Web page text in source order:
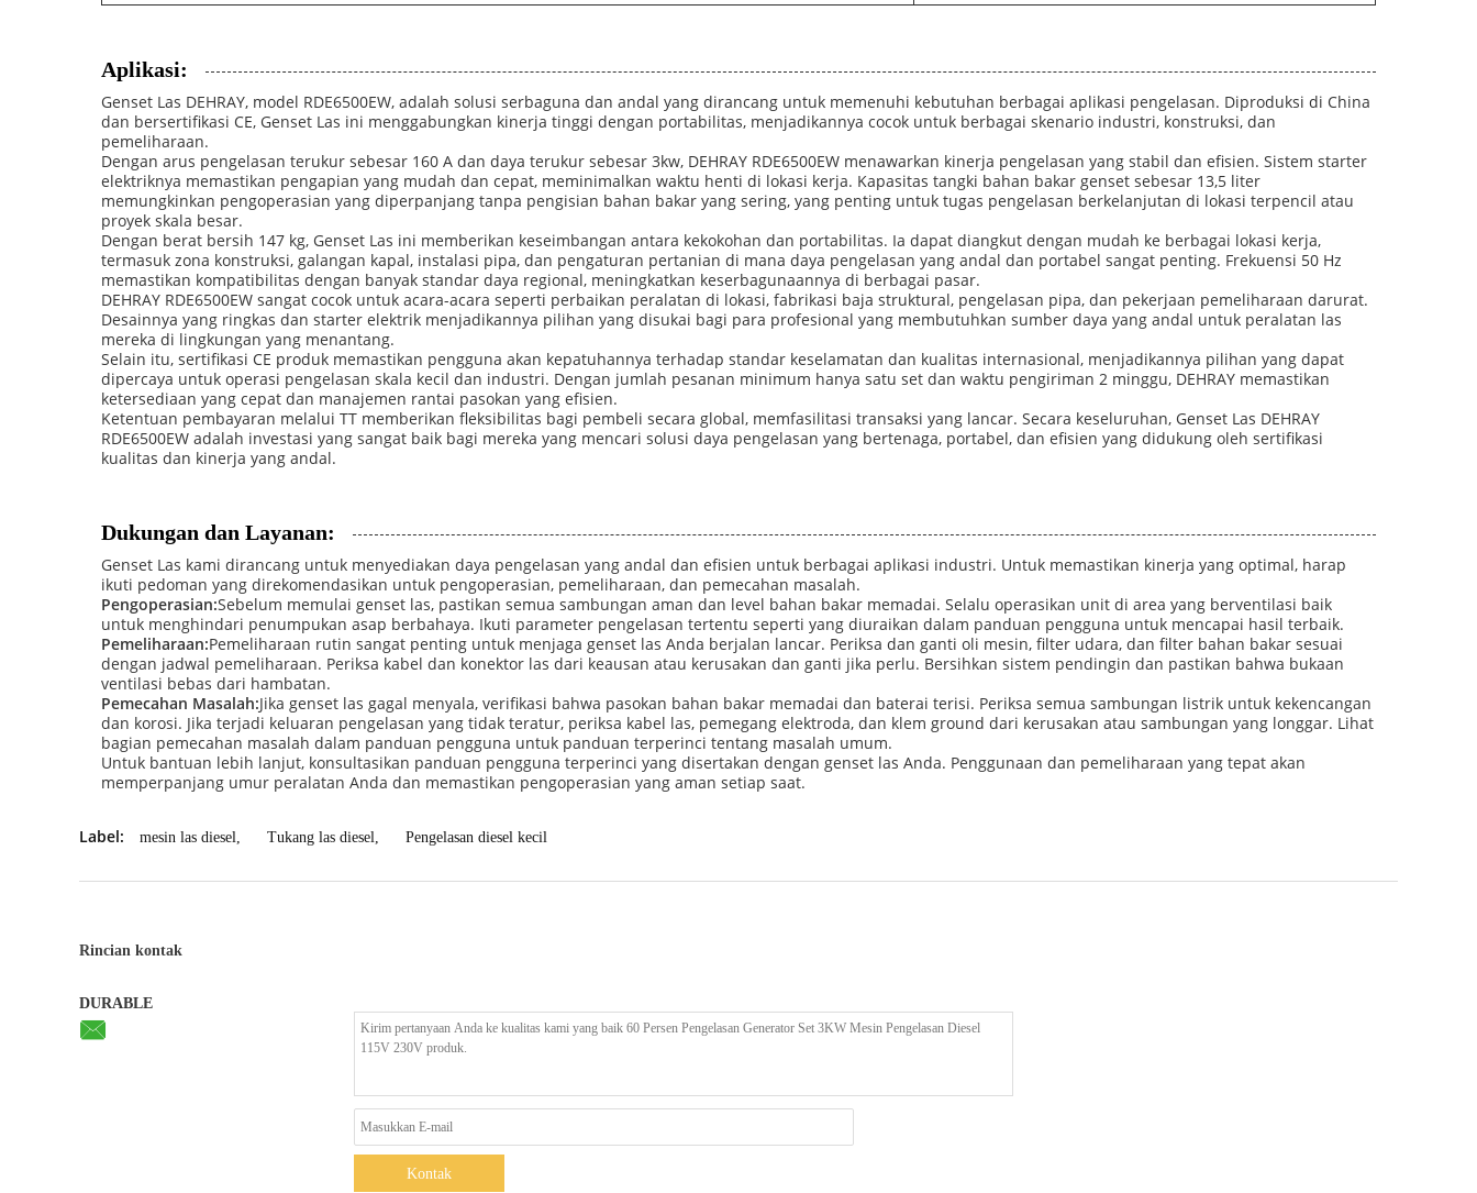
Aplikasi:
Genset Las DEHRAY, model RDE6500EW, adalah solusi serbaguna dan andal yang dirancang untuk memenuhi kebutuhan berbagai aplikasi pengelasan. Diproduksi di China
dan bersertifikasi CE, Genset Las ini menggabungkan kinerja tinggi dengan portabilitas, menjadikannya cocok untuk berbagai skenario industri, konstruksi, dan
pemeliharaan.
Dengan arus pengelasan terukur sebesar 160 A dan daya terukur sebesar 3kw, DEHRAY RDE6500EW menawarkan kinerja pengelasan yang stabil dan efisien. Sistem starter
elektriknya memastikan pengapian yang mudah dan cepat, meminimalkan waktu henti di lokasi kerja. Kapasitas tangki bahan bakar genset sebesar 13,5 liter
memungkinkan pengoperasian yang diperpanjang tanpa pengisian bahan bakar yang sering, yang penting untuk tugas pengelasan berkelanjutan di lokasi terpencil atau
proyek skala besar.
Dengan berat bersih 147 kg, Genset Las ini memberikan keseimbangan antara kekokohan dan portabilitas. Ia dapat diangkut dengan mudah ke berbagai lokasi kerja,
termasuk zona konstruksi, galangan kapal, instalasi pipa, dan pengaturan pertanian di mana daya pengelasan yang andal dan portabel sangat penting. Frekuensi 50 Hz
memastikan kompatibilitas dengan banyak standar daya regional, meningkatkan keserbagunaannya di berbagai pasar.
DEHRAY RDE6500EW sangat cocok untuk acara-acara seperti perbaikan peralatan di lokasi, fabrikasi baja struktural, pengelasan pipa, dan pekerjaan pemeliharaan darurat.
Desainnya yang ringkas dan starter elektrik menjadikannya pilihan yang disukai bagi para profesional yang membutuhkan sumber daya yang andal untuk peralatan las
mereka di lingkungan yang menantang.
Selain itu, sertifikasi CE produk memastikan pengguna akan kepatuhannya terhadap standar keselamatan dan kualitas internasional, menjadikannya pilihan yang dapat
dipercaya untuk operasi pengelasan skala kecil dan industri. Dengan jumlah pesanan minimum hanya satu set dan waktu pengiriman 2 minggu, DEHRAY memastikan
ketersediaan yang cepat dan manajemen rantai pasokan yang efisien.
Ketentuan pembayaran melalui TT memberikan fleksibilitas bagi pembeli secara global, memfasilitasi transaksi yang lancar. Secara keseluruhan, Genset Las DEHRAY
RDE6500EW adalah investasi yang sangat baik bagi mereka yang mencari solusi daya pengelasan yang bertenaga, portabel, dan efisien yang didukung oleh sertifikasi
kualitas dan kinerja yang andal.
Dukungan dan Layanan:
Genset Las kami dirancang untuk menyediakan daya pengelasan yang andal dan efisien untuk berbagai aplikasi industri. Untuk memastikan kinerja yang optimal, harap
ikuti pedoman yang direkomendasikan untuk pengoperasian, pemeliharaan, dan pemecahan masalah.
Pengoperasian:Sebelum memulai genset las, pastikan semua sambungan aman dan level bahan bakar memadai. Selalu operasikan unit di area yang berventilasi baik
untuk menghindari penumpukan asap berbahaya. Ikuti parameter pengelasan tertentu seperti yang diuraikan dalam panduan pengguna untuk mencapai hasil terbaik.
Pemeliharaan:Pemeliharaan rutin sangat penting untuk menjaga genset las Anda berjalan lancar. Periksa dan ganti oli mesin, filter udara, dan filter bahan bakar sesuai
dengan jadwal pemeliharaan. Periksa kabel dan konektor las dari keausan atau kerusakan dan ganti jika perlu. Bersihkan sistem pendingin dan pastikan bahwa bukaan
ventilasi bebas dari hambatan.
Pemecahan Masalah:Jika genset las gagal menyala, verifikasi bahwa pasokan bahan bakar memadai dan baterai terisi. Periksa semua sambungan listrik untuk kekencangan
dan korosi. Jika terjadi keluaran pengelasan yang tidak teratur, periksa kabel las, pemegang elektroda, dan klem ground dari kerusakan atau sambungan yang longgar. Lihat
bagian pemecahan masalah dalam panduan pengguna untuk panduan terperinci tentang masalah umum.
Untuk bantuan lebih lanjut, konsultasikan panduan pengguna terperinci yang disertakan dengan genset las Anda. Penggunaan dan pemeliharaan yang tepat akan
memperpanjang umur peralatan Anda dan memastikan pengoperasian yang aman setiap saat.
Label: mesin las diesel, Tukang las diesel, Pengelasan diesel kecil
Rincian kontak
DURABLE
Kontak